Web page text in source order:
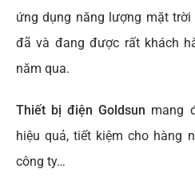
ứng dụng năng lượng mặt trời
đã và đang được rất khách
năm qua.
Thiết bị điện Goldsun mang
hiệu quả, tiết kiệm cho hàng
công ty…